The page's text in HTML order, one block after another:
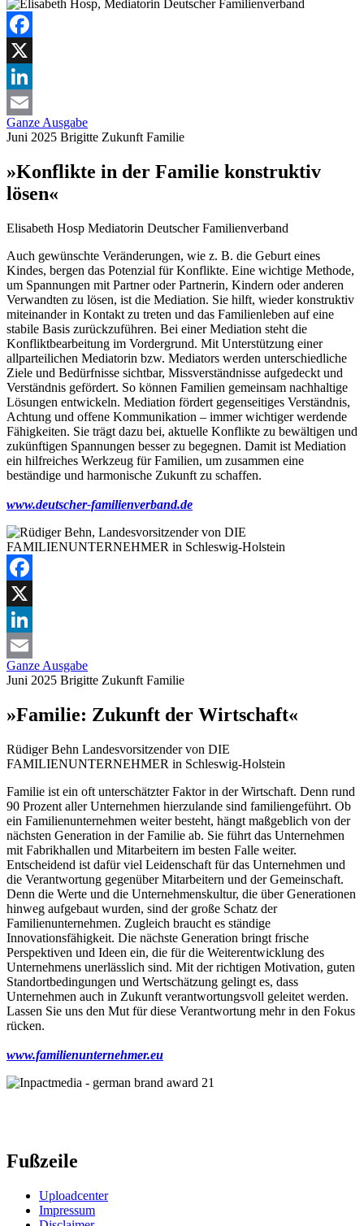
Facebook
X
LinkedIn
Email
Ganze Ausgabe
Juni 2025 Brigitte Zukunft Familie
»Konflikte in der Familie konstruktiv
lösen«
Elisabeth Hosp Mediatorin Deutscher Familienverband
Auch gewünschte Veränderungen, wie z. B. die Geburt eines
Kindes, bergen das Potenzial für Konflikte. Eine wichtige Methode,
um Spannungen mit Partner oder Partnerin, Kindern oder anderen
Verwandten zu lösen, ist die Mediation. Sie hilft, wieder konstruktiv
miteinander in Kontakt zu treten und das Familienleben auf eine
stabile Basis zurückzuführen. Bei einer Mediation steht die
Konfliktbearbeitung im Vordergrund. Mit Unterstützung einer
allparteilichen Mediatorin bzw. Mediators werden unterschiedliche
Ziele und Bedürfnisse sichtbar, Missverständnisse aufgedeckt und
Verständnis gefördert. So können Familien gemeinsam nachhaltige
Lösungen entwickeln. Mediation fördert gegenseitiges Verständnis,
Achtung und offene Kommunikation – immer wichtiger werdende
Fähigkeiten. Sie trägt dazu bei, aktuelle Konflikte zu bewältigen und
zukünftigen Spannungen besser zu begegnen. Damit ist Mediation
ein hilfreiches Werkzeug für Familien, um zusammen eine
beständige und harmonische Zukunft zu schaffen.
www.deutscher-familienverband.de
Facebook
X
LinkedIn
Email
Ganze Ausgabe
Juni 2025 Brigitte Zukunft Familie
»Familie: Zukunft der Wirtschaft«
Rüdiger Behn Landesvorsitzender von DIE
FAMILIENUNTERNEHMER in Schleswig-Holstein
Familie ist ein oft unterschätzter Faktor in der Wirtschaft. Denn rund
90 Prozent aller Unternehmen hierzulande sind familiengeführt. Ob
ein Familienunternehmen weiter besteht, hängt maßgeblich von der
nächsten Generation in der Familie ab. Sie führt das Unternehmen
mit Fabrikhallen und Mitarbeitern im besten Falle weiter.
Entscheidend ist dafür viel Leidenschaft für das Unternehmen und
die Verantwortung gegenüber Mitarbeitern und der Gemeinschaft.
Denn die Werte und die Unternehmenskultur, die über Generationen
hinweg aufgebaut wurden, sind der große Schatz der
Familienunternehmen. Zugleich braucht es ständige
Innovationsfähigkeit. Die nächste Generation bringt frische
Perspektiven und Ideen ein, die für die Weiterentwicklung des
Unternehmens unerlässlich sind. Mit der richtigen Motivation, guten
Standortbedingungen und Wertschätzung gelingt es, dass
Unternehmen auch in Zukunft verantwortungsvoll geleitet werden.
Lassen Sie uns den Mut für diese Verantwortung mehr in den Fokus
rücken.
www.familienunternehmer.eu
Fußzeile
Uploadcenter
Impressum